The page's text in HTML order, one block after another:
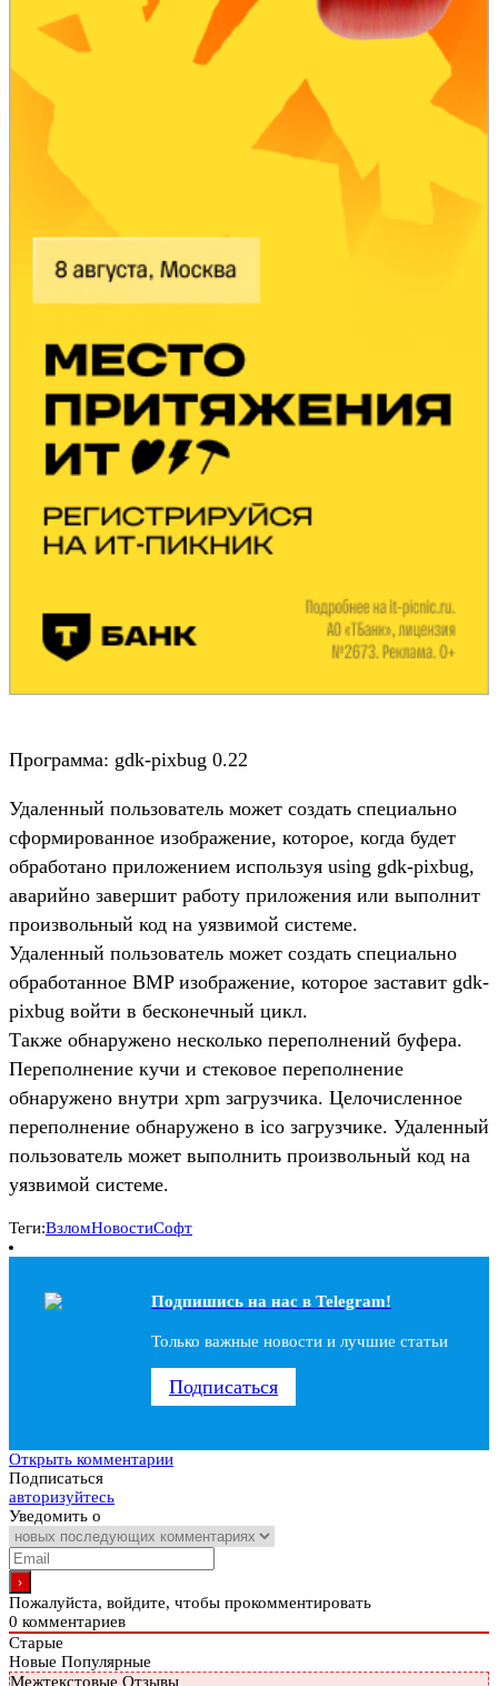
Программа: gdk-pixbug 0.22
Удаленный пользователь может создать специально
сформированное изображение, которое, когда будет
обработано приложением используя using gdk-pixbug,
аварийно завершит работу приложения или выполнит
произвольный код на уязвимой системе.
Удаленный пользователь может создать специально
обработанное BMP изображение, которое заставит gdk-
pixbug войти в бесконечный цикл.
Также обнаружено несколько переполнений буфера.
Переполнение кучи и стековое переполнение
обнаружено внутри xpm загрузчика. Целочисленное
переполнение обнаружено в ico загрузчике. Удаленный
пользователь может выполнить произвольный код на
уязвимой системе.
Теги:ВзломНовостиСофт
Подпишись на наc в Telegram!
Только важные новости и лучшие статьи
Подписаться
Открыть комментарии
Подписаться
авторизуйтесь
Уведомить о
Пожалуйста, войдите, чтобы прокомментировать
0 комментариев
Старые
Новые Популярные
Межтекстовые Отзывы